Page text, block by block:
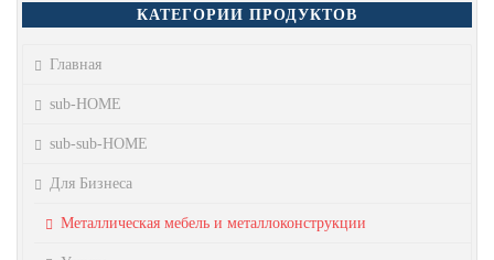
КАТЕГОРИИ ПРОДУКТОВ
Главная
sub-HOME
sub-sub-HOME
Для Бизнеса
Металлическая мебель и металлоконструкции